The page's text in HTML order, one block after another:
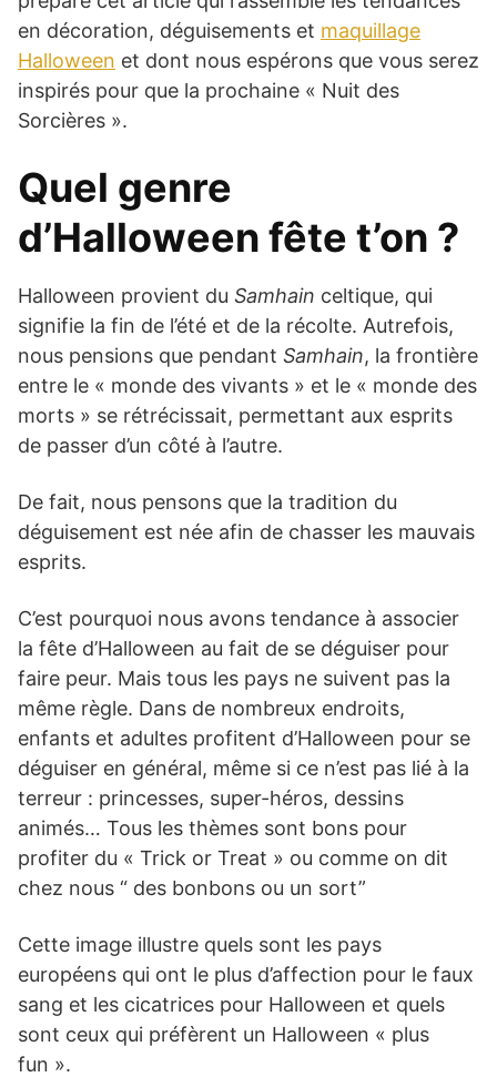
en décoration, déguisements et maquillage
Halloween et dont nous espérons que vous serez
inspirés pour que la prochaine « Nuit des
Sorcières ».
Quel genre
d’Halloween fête t’on ?
Halloween provient du Samhain celtique, qui
signifie la fin de l’été et de la récolte. Autrefois,
nous pensions que pendant Samhain, la frontière
entre le « monde des vivants » et le « monde des
morts » se rétrécissait, permettant aux esprits
de passer d’un côté à l’autre.
De fait, nous pensons que la tradition du
déguisement est née afin de chasser les mauvais
esprits.
C’est pourquoi nous avons tendance à associer
la fête d’Halloween au fait de se déguiser pour
faire peur. Mais tous les pays ne suivent pas la
même règle. Dans de nombreux endroits,
enfants et adultes profitent d’Halloween pour se
déguiser en général, même si ce n’est pas lié à la
terreur : princesses, super-héros, dessins
animés… Tous les thèmes sont bons pour
profiter du « Trick or Treat » ou comme on dit
chez nous “ des bonbons ou un sort”
Cette image illustre quels sont les pays
européens qui ont le plus d’affection pour le faux
sang et les cicatrices pour Halloween et quels
sont ceux qui préfèrent un Halloween « plus
fun ».